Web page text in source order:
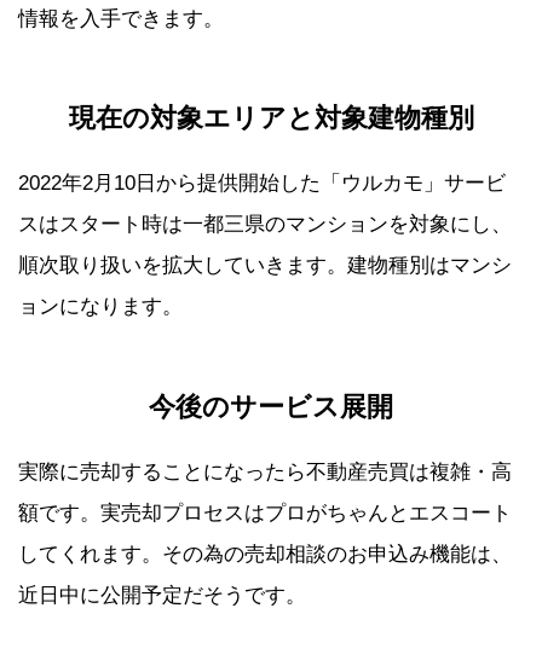
情報を入手できます。
現在の対象エリアと対象建物種別
2022年2月10日から提供開始した「ウルカモ」サービ
スはスタート時は一都三県のマンションを対象にし、
順次取り扱いを拡大していきます。建物種別はマンシ
ョンになります。
今後のサービス展開
実際に売却することになったら不動産売買は複雑・高
額です。実売却プロセスはプロがちゃんとエスコート
してくれます。その為の売却相談のお申込み機能は、
近日中に公開予定だそうです。